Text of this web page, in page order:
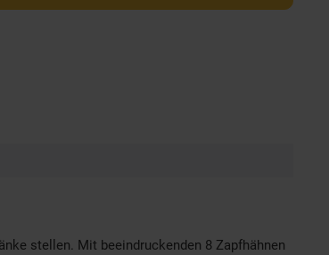
stellen. Mit beeindruckenden 8 Zapfhähnen